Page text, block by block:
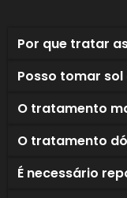
Por que tratar
Posso tomar
O tratamento
O tratamento
É necessário